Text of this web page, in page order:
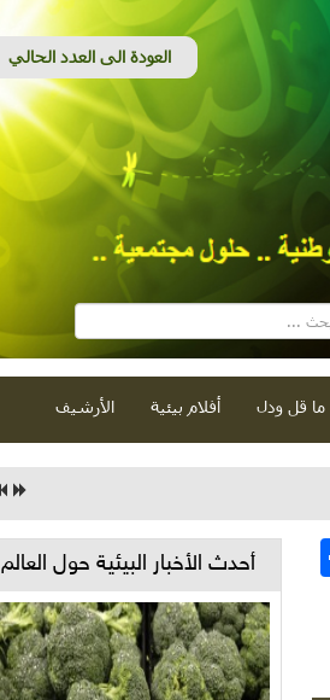
ما قل ودل أفلام بيئية الأرشيف
أحدث الأخبار البيئية حول العالم